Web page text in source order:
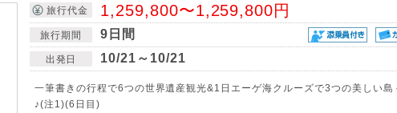
旅行代金 1,259,800〜1,259,800円
旅行期間 9日間
出発日 10/21～10/21
一筆書きの行程で6つの世界遺産観光&1日エーゲ海クルーズで3つの美しい島
♪(注1)(6日目)